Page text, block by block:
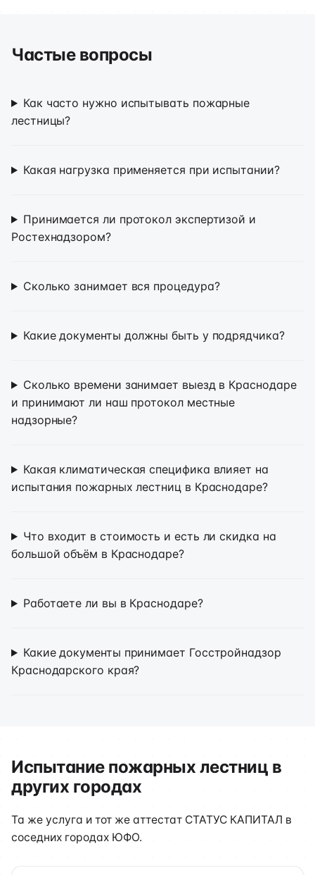
Частые вопросы
Как часто нужно испытывать пожарные
лестницы?
Какая нагрузка применяется при испытании?
Принимается ли протокол экспертизой и
Ростехнадзором?
Сколько занимает вся процедура?
Какие документы должны быть у подрядчика?
Сколько времени занимает выезд в Краснодаре
и принимают ли наш протокол местные
надзорные?
Какая климатическая специфика влияет на
испытания пожарных лестниц в Краснодаре?
Что входит в стоимость и есть ли скидка на
большой объём в Краснодаре?
Работаете ли вы в Краснодаре?
Какие документы принимает Госстройнадзор
Краснодарского края?
Испытание пожарных лестниц в
других городах
Та же услуга и тот же аттестат СТАТУС КАПИТАЛ в
соседних городах ЮФО.